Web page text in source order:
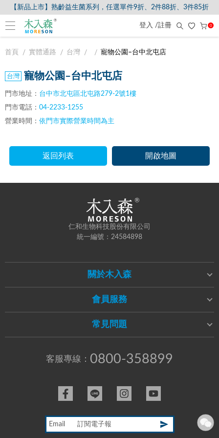
【新品上市】熟齡益生菌系列，任選單件9折、2件88折、3件85折
登入 /註冊 0
首頁 實體通路 台灣 寵物公園–台中北屯店
寵物公園–台中北屯店
門市地址： 台中市北屯區北屯路279-2號1樓
門市電話： 04-2233-1255
營業時間： 依門市實際營業時間為主
返回列表 開啟地圖
仁和生物科技股份有限公司
統一編號：24584898
關於木入森
會員服務
常見問題
客服專線： 0800-358899
Email